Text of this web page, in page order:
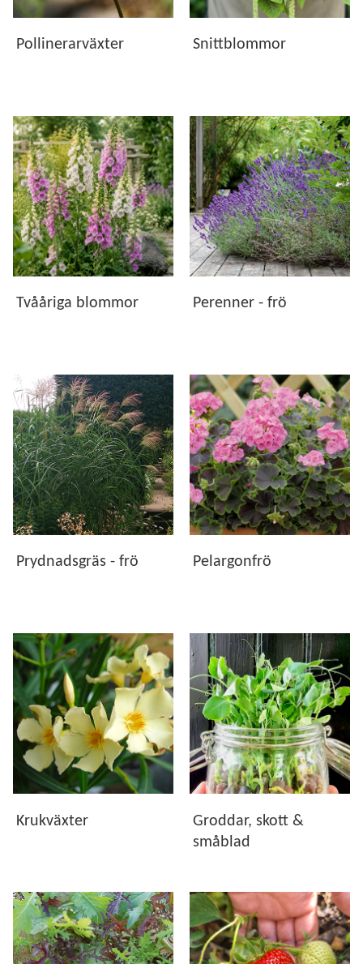
Pollinerarväxter Snittblommor
Tvååriga blommor Perenner - frö
Prydnadsgräs - frö Pelargonfrö
Krukväxter
Groddar, skott &
småblad